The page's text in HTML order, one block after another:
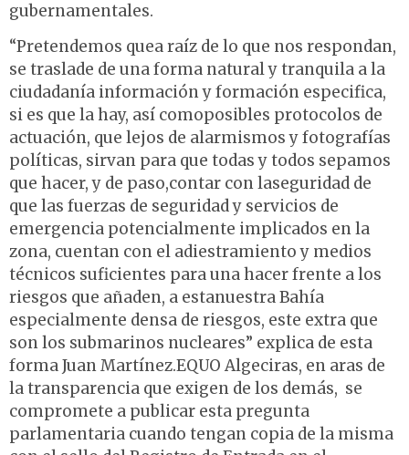
gubernamentales.
“Pretendemos quea raíz de lo que nos respondan,
se traslade de una forma natural y tranquila a la
ciudadanía información y formación especifica,
si es que la hay, así comoposibles protocolos de
actuación, que lejos de alarmismos y fotografías
políticas, sirvan para que todas y todos sepamos
que hacer, y de paso,contar con laseguridad de
que las fuerzas de seguridad y servicios de
emergencia potencialmente implicados en la
zona, cuentan con el adiestramiento y medios
técnicos suficientes para una hacer frente a los
riesgos que añaden, a estanuestra Bahía
especialmente densa de riesgos, este extra que
son los submarinos nucleares” explica de esta
forma Juan Martínez.EQUO Algeciras, en aras de
la transparencia que exigen de los demás, se
compromete a publicar esta pregunta
parlamentaria cuando tengan copia de la misma